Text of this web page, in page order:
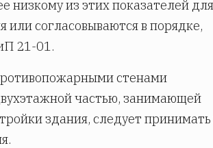
низкому из этих показателей для
или согласовываются в порядке,
21-01.
стенами
частью, занимающей
здания, следует принимать